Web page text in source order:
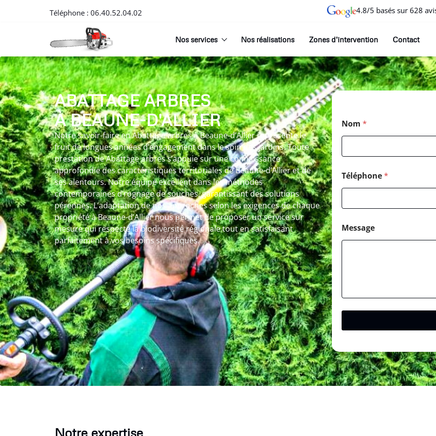
Téléphone : 06.40.52.04.02 4.8/5 basés sur 628
Nos services Nos réalisations Zones d’intervention Contact
ABATTAGE ARBRES
À BEAUNE-D'ALLIER
Notre savoir-faire en Abattage arbres à Beaune-d’Allier représente le
fruit de longues années d’engagement dans le soin des jardins. Toute
prestation de Abattage arbres s’appuie sur une connaissance
approfondie des caractéristiques territoriales de Beaune-d’Allier et de
ses alentours. Notre équipe excellent dans les méthodes
contemporaines d’rognage de souches, garantissant des solutions
pérennes. L’adaptation de nos approches selon les exigences de chaque
propriété à Beaune-d’Allier nous permet de proposer un service sur
mesure qui respecte la biodiversité régionale tout en satisfaisant
parfaitement à vos besoins spécifiques.
Nom *
Téléphone*
Message
Notre expertise